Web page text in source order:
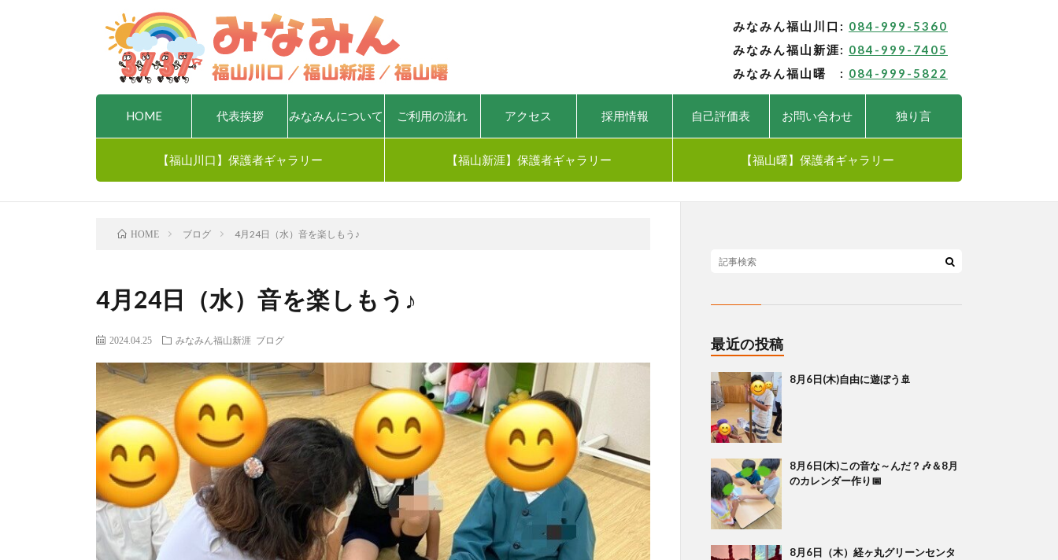
みなみん福山川口: 084-999-5360
みなみん福山新涯: 084-999-7405
みなみん福山曙 : 084-999-5822
HOME 代表挨拶 みなみんについて ご利用の流れ アクセス 採用情報 自己評価表 お問い合わせ 独り言
【福山川口】保護者ギャラリー 【福山新涯】保護者ギャラリー 【福山曙】保護者ギャラリー
HOME ブログ 4月24日（水）音を楽しもう♪
4月24日（水）音を楽しもう♪
2024.04.25 みなみん福山新涯 ブログ 最近の投稿
8月6日(木)自由に遊ぼう🚢
8月6日(木)この音な～んだ？🎶＆8月
のカレンダー作り📅
8月6日（木）経ヶ丸グリーンセンタ